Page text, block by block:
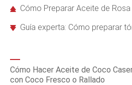
Cómo Preparar Aceite de Rosa Mosqueta
Guía experta: Cómo preparar tónicos faciales
Cómo Hacer Aceite de Coco
con Coco Fresco o Rallado